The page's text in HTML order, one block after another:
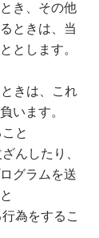
き、その他
ときは、当
とします。
きは、これ
います。
と
んしたり、
グラムを送
為をするこ